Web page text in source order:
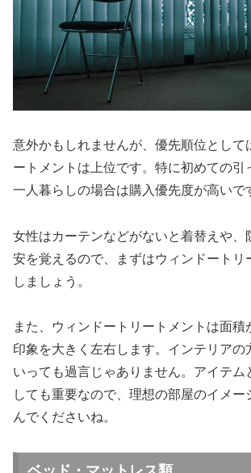
意外かもしれませんが、優先順位として
ートメントは上位です。特に初めての引
一人暮らしの場合は購入優先度が高いで
女性はカーテンなどがないと着替えや、
安を覚えるので、まずはウィンドートリ
しましょう。
また、ウィンドートリートメントは面積
印象を大きく左右します。インテリアの
いっても過言じゃありません。アイテム
しても重要なので、理想の部屋のイメー
んでくださいね。